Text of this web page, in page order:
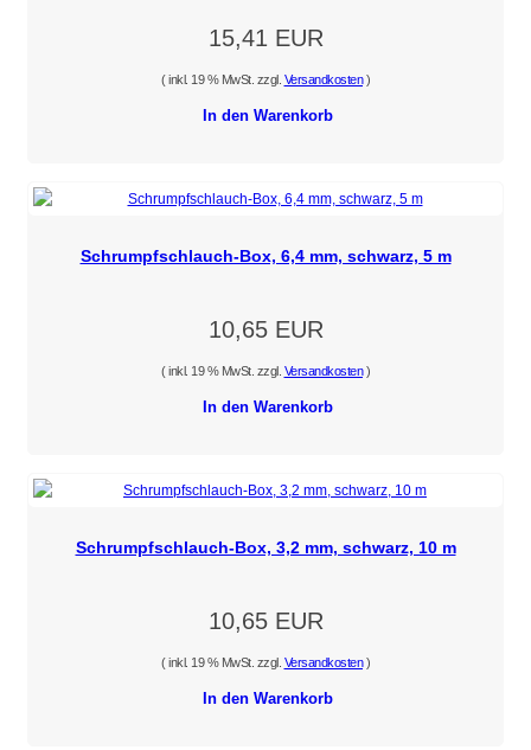
15,41 EUR
( inkl. 19 % MwSt. zzgl. Versandkosten)
In den Warenkorb
Schrumpfschlauch-Box, 6,4 mm, schwarz, 5 m
10,65 EUR
( inkl. 19 % MwSt. zzgl. Versandkosten)
In den Warenkorb
Schrumpfschlauch-Box, 3,2 mm, schwarz, 10 m
10,65 EUR
( inkl. 19 % MwSt. zzgl. Versandkosten)
In den Warenkorb